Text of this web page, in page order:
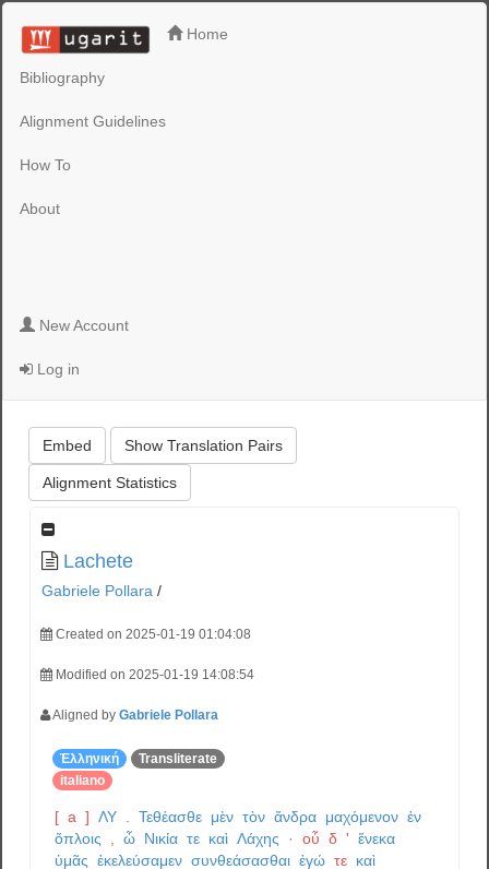
Home
Bibliography
Alignment Guidelines
How To
About
New Account
Log in
Embed Show Translation Pairs
Alignment Statistics
Lachete
Gabriele Pollara /
Created on 2025-01-19 01:04:08
Modified on 2025-01-19 14:08:54
Aligned by Gabriele Pollara
Ἑλληνική
Transliterate
italiano
[ a ] ΛΥ Τεθέασθε μὲν τὸν ἄνδρα μαχόμενον ἐν
ὅπλοις
ὦ Νικία τε καὶ Λάχης · οὗ δ ' ἕνεκα
ὑμᾶς ἐκελεύσαμεν συνθεάσασθαι ἐγώ τε καὶ